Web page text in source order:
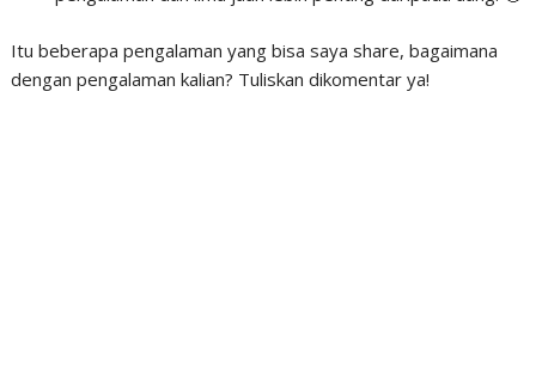
Itu beberapa pengalaman yang bisa saya share, bagaimana
dengan pengalaman kalian? Tuliskan dikomentar ya!